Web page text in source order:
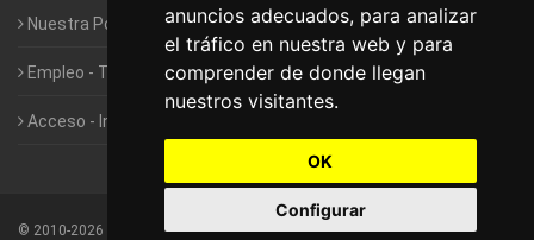
anuncios adecuados, para analizar
el tráfico en nuestra web y para
comprender de donde llegan
nuestros visitantes.
OK
Configurar
Nuestra Política de Privacidad
Empleo - Trabaja con nosotros
Acceso - Intranet de Franquiciados
© 2010-2026 Yakart Autocaravanas · Todos los derechos reservados